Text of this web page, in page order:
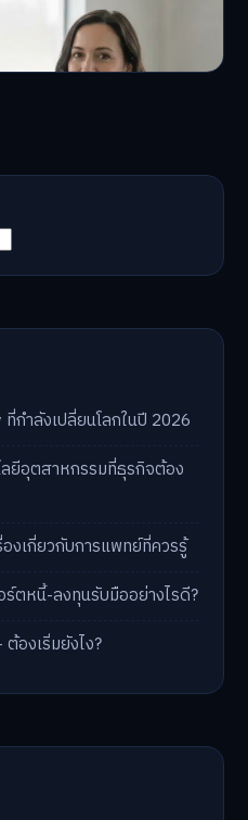
นายน 2026
กำลังเปลี่ยนโลกในปี 2026
ยีอุตสาหกรรมที่ธุรกิจต้อง
งเกี่ยวกับการแพทย์ที่ควรรู้
ตหนี้-ลงทุนรับมืออย่างไรดี?
องเริ่มยังไง?